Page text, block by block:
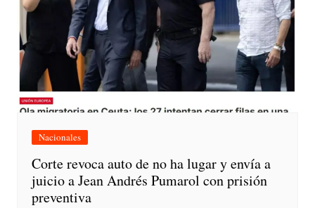
Nacionales
Corte revoca auto de no ha lugar y envía a
juicio a Jean Andrés Pumarol con prisión
preventiva